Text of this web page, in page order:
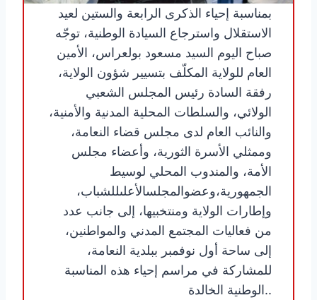
بمناسبة إحياء الذكرى الرابعة والستين لعيد
الاستقلال واسترجاع السيادة الوطنية، توجّه
صباح اليوم السيد مسعود بولعراس، الأمين
العام للولاية المكلّف بتسيير شؤون الولاية،
رفقة السادة رئيس المجلس الشعبي
الولائي، والسلطات المحلية المدنية والأمنية،
والنائب العام لدى مجلس قضاء النعامة،
وممثلي الأسرة الثورية، وأعضاء مجلس
الأمة، والمندوب المحلي لوسيط
الجمهورية،وعضوالمجلسالأعلىللشباب،
وإطارات الولاية ومنتخبيها، إلى جانب عدد
من فعاليات المجتمع المدني والمواطنين،
إلى ساحة أول نوفمبر ببلدية النعامة،
للمشاركة في مراسم إحياء هذه المناسبة
الوطنية الخالدة..